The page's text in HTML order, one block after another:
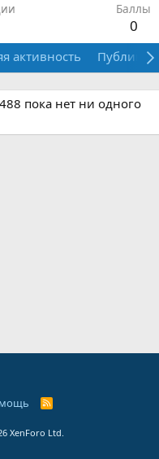
Баллы
0
активность
пока нет ни одного
R
XenForo Ltd.